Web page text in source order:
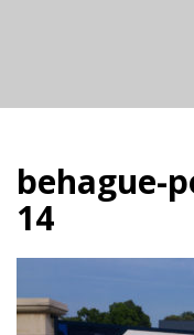
behague-
14